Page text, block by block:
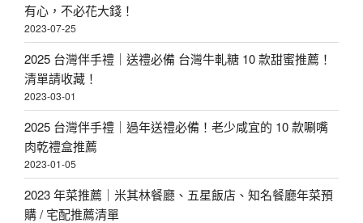
有心，不必花大錢！
2023-07-25
2025 台灣伴手禮｜送禮必備 台灣牛軋糖 10 款甜蜜推薦！
清單請收藏！
2023-03-01
2025 台灣伴手禮｜過年送禮必備！老少咸宜的 10 款唰嘴
肉乾禮盒推薦
2023-01-05
2023 年菜推薦｜米其林餐廳、五星飯店、知名餐廳年菜預
購 / 宅配推薦清單